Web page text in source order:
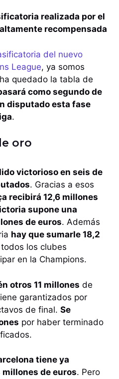
realizada por el
recompensada
del nuevo
League, ya somos
quedado la tabla de
como segundo de
disputado esta fase
.
oro
victorioso en seis de
. Gracias a esos
recibirá 12,6 millones
supone una
de euros. Además
hay que sumarle 18,2
los clubes
en la Champions.
otros 11 millones de
garantizados por
de final. Se
por haber terminado
tiene ya
de euros. Pero